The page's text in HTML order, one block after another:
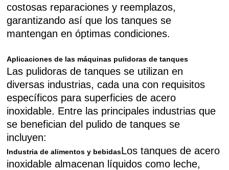
costosas reparaciones y reemplazos,
garantizando así que los tanques se
mantengan en óptimas condiciones.
Aplicaciones de las máquinas pulidoras de tanques
Las pulidoras de tanques se utilizan en
diversas industrias, cada una con requisitos
específicos para superficies de acero
inoxidable. Entre las principales industrias que
se benefician del pulido de tanques se
incluyen:
Industria de alimentos y bebidasLos tanques de acero
inoxidable almacenan líquidos como leche,